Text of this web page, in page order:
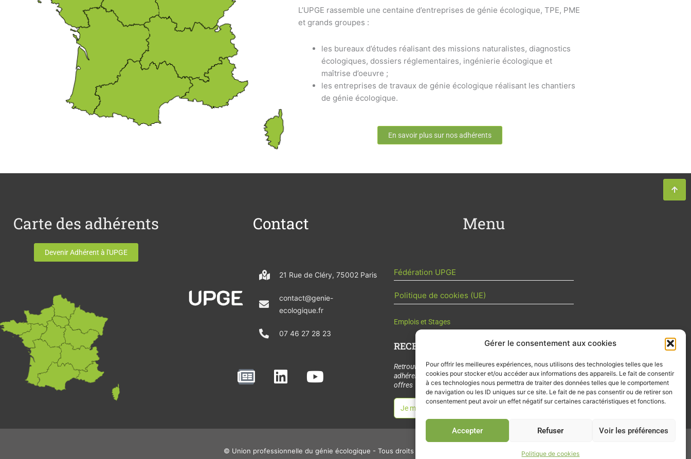
Gérer le consentement aux cookies
Pour offrir les meilleures expériences, nous utilisons des technologies telles que les
cookies pour stocker et/ou accéder aux informations des appareils. Le fait de consentir
à ces technologies nous permettra de traiter des données telles que le comportement
de navigation ou les ID uniques sur ce site. Le fait de ne pas consentir ou de retirer son
consentement peut avoir un effet négatif sur certaines caractéristiques et fonctions.
Accepter Refuser Voir les préférences
Politique de cookies
L’UPGE rassemble une centaine d’entreprises de génie écologique, TPE, PME
et grands groupes :
les bureaux d’études réalisant des missions naturalistes, diagnostics
écologiques, dossiers réglementaires, ingénierie écologique et
maîtrise d’oeuvre ;
les entreprises de travaux de génie écologique réalisant les chantiers
de génie écologique.
En savoir plus sur nos adhérents
Carte des adhérents
Devenir Adhérent à l'UPGE
Contact
21 Rue de Cléry, 75002 Paris
contact@genie-
ecologique.fr
07 46 27 28 23
N
e
p
a
L
i
e
d
Y
o
u
b
Menu
Fédération UPGE
Politique de cookies (UE)
Emplois et Stages
RECEVOIR L'ACTU DE LA FILIÈRE
Retrouvez tous les mois les articles terrain de nos
adhérents, les rendez-vous importants de la filière, nos
offres de stages et d’emplois…
Je m'abonne à la lettre d'info
© Union professionnelle du génie écologique - Tous droits réservés - 2026